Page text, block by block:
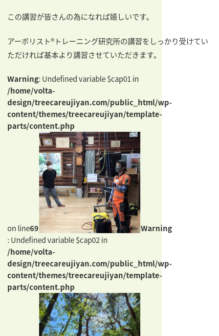
この講習が皆さんの為になれば嬉しいです。
アーボリスト®トレーニング研究所の講習をしっかり受けてい
ただければ基本より講習させていただきます。
Warning: Undefined variable $cap01 in
/home/volta-
design/treecareujiyan.com/public_html/wp-
content/themes/treecareujiyan/template-
parts/content.php
on line69
Warning
: Undefined variable $cap02 in
/home/volta-
design/treecareujiyan.com/public_html/wp-
content/themes/treecareujiyan/template-
parts/content.php